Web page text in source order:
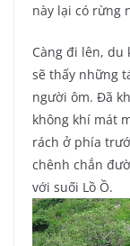
này lại có rừng
Càng đi lên, du
sẽ thấy những
người ôm. Đã
không khí mát
rách ở phía
chênh chắn
với suối Lồ Ồ.